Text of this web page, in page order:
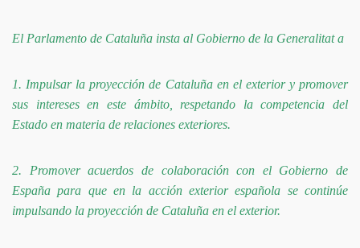
El Parlamento de Cataluña insta al Gobierno de la Ge­neralitat a
1. Impulsar la proyección de Cataluña en el exterior y promover
sus intereses en este ámbito, respetando la competencia del
Estado en materia de relaciones ex­teriores.
2. Promover acuerdos de colaboración con el Gobierno de
España para que en la acción exterior española se continúe
impulsando la proyección de Cataluña en el exterior.